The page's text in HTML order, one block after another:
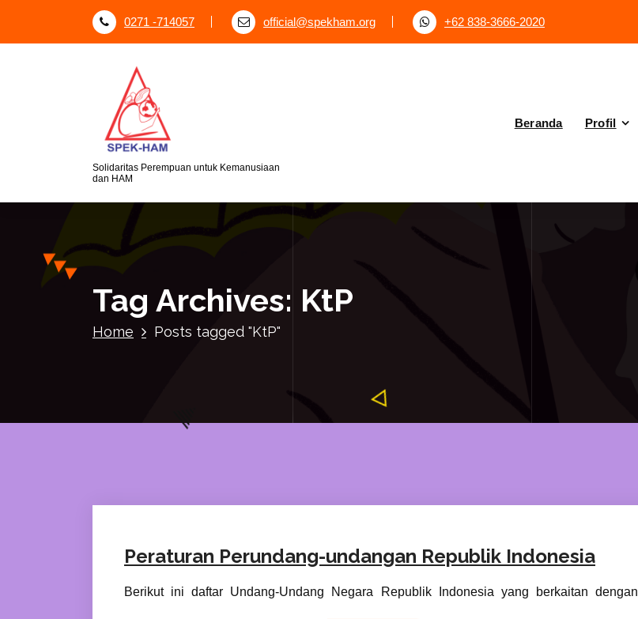
i
0271 -714057 official@spekham.org +62 838-3666-2020
Solidaritas Perempuan untuk Kemanusiaan
dan HAM
Beranda Profil
Tag Archives: KtP
Home Posts tagged "KtP"
Peraturan Perundang-undangan Republik Indonesia
Berikut ini daftar Undang-Undang Negara Republik Indonesia yang berkaitan dengan